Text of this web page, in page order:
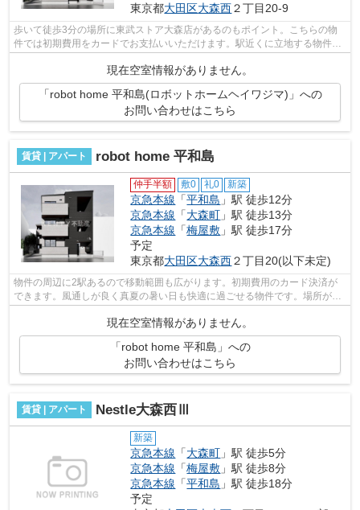
東京都大田区大森西２丁目20-9
歩いて徒歩3分の場所に東武ストア大森店があるのもポイント。こちらの物
件では初期費用をカードでお支払いいただけます。駅近くに立地する物件
で、徒歩12分程でアクセスできます。駅ま...
現在空室情報がありません。
「robot home 平和島(ロボットホームヘイワジマ)」への
お問い合わせはこちら
賃貸 | アパート robot home 平和島
仲手半額 敷0 礼0 新築
京急本線 「平和島 」駅 徒歩12分
京急本線 「大森町 」駅 徒歩13分
京急本線 「梅屋敷 」駅 徒歩17分
予定
東京都大田区大森西２丁目20(以下未定)
物件の周辺に2駅あるので移動範囲も広がります。初期費用のカード決済が
できます。風通しが良く真夏の暑い日も快適に過ごせる物件です。場所が平
現在空室情報がありません。
「robot home 平和島」への
お問い合わせはこちら
賃貸 | アパート Nestle大森西Ⅲ
新築
京急本線 「大森町 」駅 徒歩5分
京急本線 「梅屋敷 」駅 徒歩8分
京急本線 「平和島 」駅 徒歩18分
予定